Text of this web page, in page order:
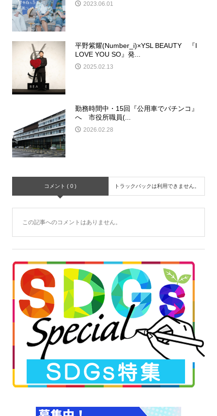
2023.06.01
平野紫耀(Number_i)×YSL BEAUTY 『I
LOVE YOU SO』発...
2025.02.13
勤務時間中・15回『公用車でパチンコ』
へ 市役所職員(...
2026.02.28
コメント ( 0 ) トラックバックは利用できません。
この記事へのコメントはありません。